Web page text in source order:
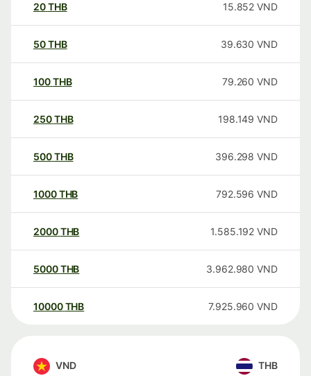
20THB 15.852 VND
50THB 39.630 VND
100THB 79.260 VND
250THB 198.149 VND
500THB 396.298 VND
1000THB 792.596 VND
2000THB 1.585.192 VND
5000THB 3.962.980 VND
10000 THB 7.925.960 VND
VND THB